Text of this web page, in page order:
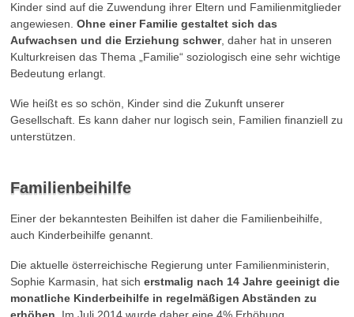
Kinder sind auf die Zuwendung ihrer Eltern und Familienmitglieder
angewiesen.Ohne einer Familie gestaltet sich das
Aufwachsen und die Erziehung schwer, daher hat in unseren
Kulturkreisen das Thema „Familie“ soziologisch eine sehr wichtige
Bedeutung erlangt.
Wie heißt es so schön, Kinder sind die Zukunft unserer
Gesellschaft. Es kann daher nur logisch sein, Familien finanziell zu
unterstützen.
Familienbeihilfe
Einer der bekanntesten Beihilfen ist daher die Familienbeihilfe,
auch Kinderbeihilfe genannt.
Die aktuelle österreichische Regierung unter Familienministerin,
Sophie Karmasin, hat sicherstmalig nach 14 Jahre geeinigt die
monatliche Kinderbeihilfe in regelmäßigen Abständen zu
erhöhen . Im Juli 2014 wurde daher eine 4% Erhöhung